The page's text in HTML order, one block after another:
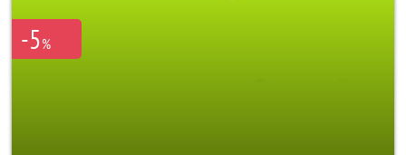
-5%